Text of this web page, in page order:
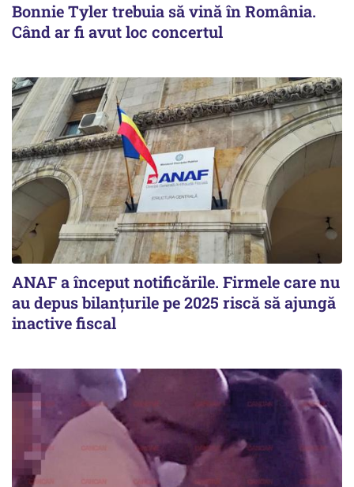
Bonnie Tyler trebuia să vină în România.
Când ar fi avut loc concertul
ANAF a început notificările. Firmele care nu
au depus bilanțurile pe 2025 riscă să ajungă
inactive fiscal